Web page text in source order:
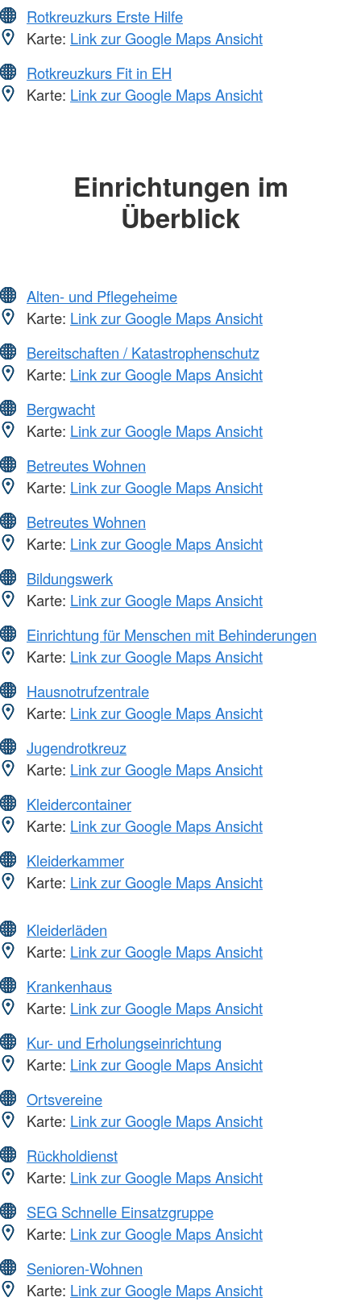
Rotkreuzkurs Erste Hilfe
Karte: Link zur Google Maps Ansicht
Rotkreuzkurs Fit in EH
Karte: Link zur Google Maps Ansicht
Einrichtungen im
Überblick
Alten- und Pflegeheime
Karte: Link zur Google Maps Ansicht
Bereitschaften / Katastrophenschutz
Karte: Link zur Google Maps Ansicht
Bergwacht
Karte: Link zur Google Maps Ansicht
Betreutes Wohnen
Karte: Link zur Google Maps Ansicht
Betreutes Wohnen
Karte: Link zur Google Maps Ansicht
Bildungswerk
Karte: Link zur Google Maps Ansicht
Einrichtung für Menschen mit Behinderungen
Karte: Link zur Google Maps Ansicht
Hausnotrufzentrale
Karte: Link zur Google Maps Ansicht
Jugendrotkreuz
Karte: Link zur Google Maps Ansicht
Kleidercontainer
Karte: Link zur Google Maps Ansicht
Kleiderkammer
Karte: Link zur Google Maps Ansicht
Kleiderläden
Karte: Link zur Google Maps Ansicht
Krankenhaus
Karte: Link zur Google Maps Ansicht
Kur- und Erholungseinrichtung
Karte: Link zur Google Maps Ansicht
Ortsvereine
Karte: Link zur Google Maps Ansicht
Rückholdienst
Karte: Link zur Google Maps Ansicht
SEG Schnelle Einsatzgruppe
Karte: Link zur Google Maps Ansicht
Senioren-Wohnen
Karte: Link zur Google Maps Ansicht